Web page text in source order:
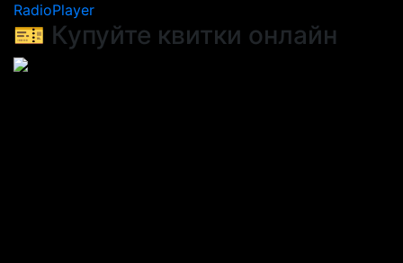
RadioPlayer
🎫 Купуйте квитки онлайн